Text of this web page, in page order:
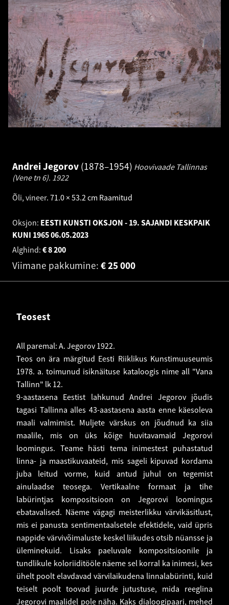
Andrei Jegorov 1878–1954 Hoovivaade Tallinnas
(Vene tn 6). 1922
Õli, vineer. 71.0 × 53.2 cm Raamitud
Oksjon: EESTI KUNSTI OKSJON - 19. SAJANDI KESKPAIK
KUNI 196506.05.2023
Alghind:
8 200
€
Viimane pakkumine: 25 000
€
Teosest
All paremal: A. Jegorov 1922.
Teos on ära märgitud Eesti Riiklikus Kunstimuuseumis
1978. a. toimunud isiknäituse kataloogis nime all "Vana
Tallinn" lk 12.
9-aastasena Eestist lahkunud Andrei Jegorov jõudis
tagasi Tallinna alles 43-aastasena aasta enne käesoleva
maali valmimist. Muljete värskus on jõudnud ka siia
maalile, mis on üks kõige huvitavamaid Jegorovi
loomingus. Teame hästi tema inimestest puhastatud
linna- ja maastikuvaateid, mis sageli kipuvad kordama
juba leitud vorme, kuid antud juhul on tegemist
ainulaadse teosega. Vertikaalne formaat ja tihe
labürintjas kompositsioon on Jegorovi loomingus
ebatavalised. Näeme vägagi meisterlikku värvikäsitlust,
mis ei panusta sentimentaalsetele efektidele, vaid üpris
nappide värvivõimaluste keskel liikudes otsib nüansse ja
üleminekuid. Lisaks paeluvale kompositsioonile ja
tundlikule koloriiditööle näeme sel korral ka inimesi, kes
ühelt poolt elavdavad värvilaikudena linnalabürinti, kuid
teiselt poolt toovad juurde jutustuse, mida reeglina
Jegorovi maalidel pole näha. Kaks dialoogipaari, mehed